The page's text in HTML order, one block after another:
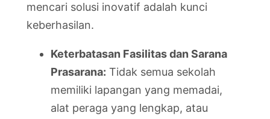
mencari solusi inovatif adalah kunci
keberhasilan.
Keterbatasan Fasilitas dan Sarana
Prasarana: Tidak semua sekolah
memiliki lapangan yang memadai,
alat peraga yang lengkap, atau